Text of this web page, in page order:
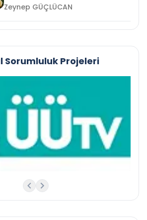
Zeynep GÜÇLÜCAN
Sorumluluk Projeleri